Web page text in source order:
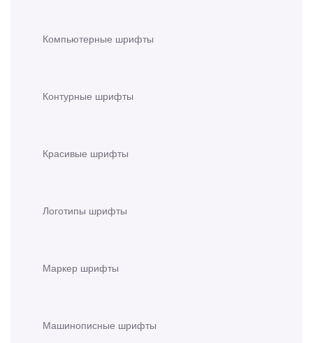
Компьютерные шрифты
Контурные шрифты
Красивые шрифты
Логотипы шрифты
Маркер шрифты
Машинописные шрифты